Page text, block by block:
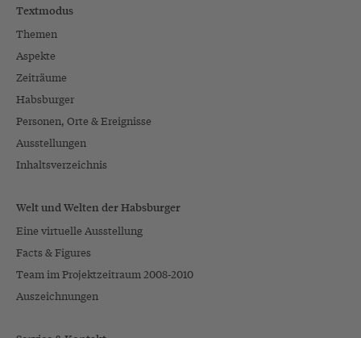
Textmodus
Themen
Aspekte
Zeiträume
Habsburger
Personen, Orte & Ereignisse
Ausstellungen
Inhaltsverzeichnis
Welt und Welten der Habsburger
Eine virtuelle Ausstellung
Facts & Figures
Team im Projektzeitraum 2008-2010
Auszeichnungen